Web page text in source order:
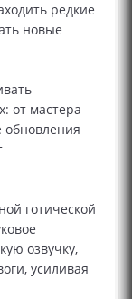
редкие
новые
от мастера
обновления
готической
озвучку,
усиливая